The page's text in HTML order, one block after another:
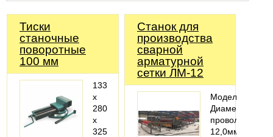
Тиски
станочные
поворотные
100 мм
133
х
280
х
325
Станок для
производства
сварной
арматурной
сетки ЛМ-12
МодельЛМ-12
Диаметр
проволоки5,0-
12,0мм